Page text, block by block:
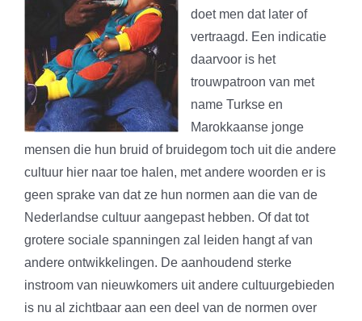
doet men dat later of
vertraagd. Een indicatie
daarvoor is het
trouwpatroon van met
name Turkse en
Marokkaanse jonge
mensen die hun bruid of bruidegom toch uit die andere
cultuur hier naar toe halen, met andere woorden er is
geen sprake van dat ze hun normen aan die van de
Nederlandse cultuur aangepast hebben. Of dat tot
grotere sociale spanningen zal leiden hangt af van
andere ontwikkelingen. De aanhoudend sterke
instroom van nieuwkomers uit andere cultuurgebieden
is nu al zichtbaar aan een deel van de normen over